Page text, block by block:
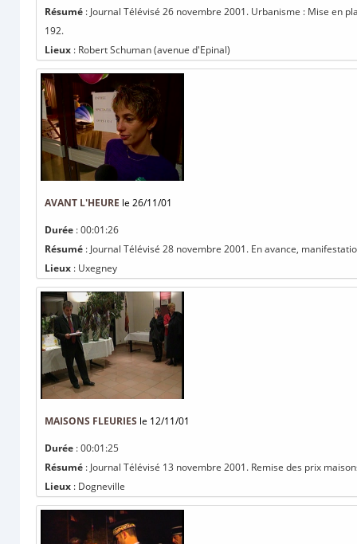
Résumé : Journal Télévisé 26 novembre 2001. Urbanisme : Mise en
192.
Lieux : Robert Schuman (avenue d'Epinal)
AVANT L'HEURE le 26/11/01
Durée : 00:01:26
Résumé : Journal Télévisé 28 novembre 2001. En avance,
Lieux : Uxegney
MAISONS FLEURIES le 12/11/01
Durée : 00:01:25
Résumé : Journal Télévisé 13 novembre 2001. Remise des prix
Lieux : Dogneville